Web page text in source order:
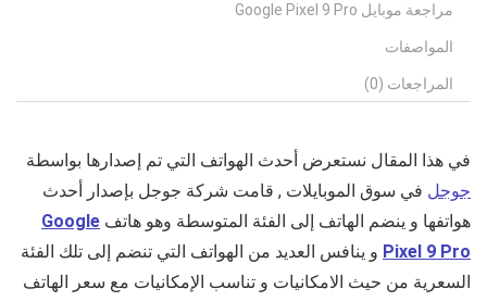
مراجعة موبايل Google Pixel 9 Pro
المواصفات
المراجعات (0)
في هذا المقال نستعرض أحدث الهواتف التي تم إصدارها بواسطة
جوجل في سوق الموبايلات , قامت شركة جوجل بإصدار أحدث
هواتفها و ينضم الهاتف إلى الفئة المتوسطة وهو هاتف Google
Pixel 9 Pro و ينافس العديد من الهواتف التي تنضم إلى تلك الفئة
السعرية من حيث الامكانيات و تناسب الإمكانيات مع سعر الهاتف